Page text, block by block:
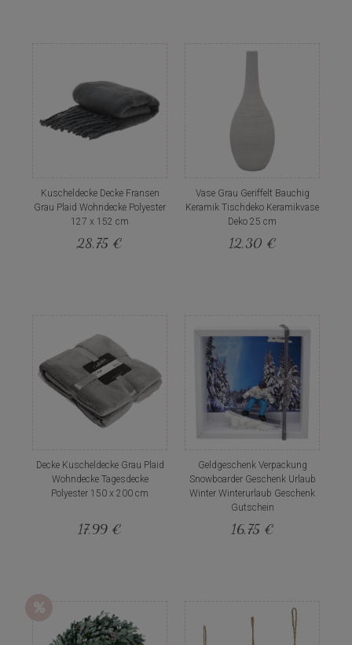
Kuscheldecke Decke Fransen
Grau Plaid Wohndecke Polyester
127 x 152 cm
28,75 €
Vase Grau Geriffelt Bauchig
Keramik Tischdeko Keramikvase
Deko 25 cm
12,30 €
Decke Kuscheldecke Grau Plaid
Wohndecke Tagesdecke
Polyester 150 x 200 cm
17,99 €
Geldgeschenk Verpackung
Snowboarder Geschenk Urlaub
Winter Winterurlaub Geschenk
Gutschein
16,75 €